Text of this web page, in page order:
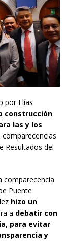
por Elías
construcción
las y los
Resultados del
comparecencia
Puente
hizo un
a debatir con
para evitar
y